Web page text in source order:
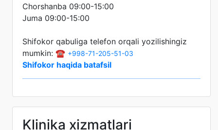
Chorshanba 09:00-15:00
Juma 09:00-15:00
Shifokor qabuliga telefon orqali yozilishingiz
mumkin: ☎️ +998-71-205-51-03
Shifokor haqida batafsil
Klinika xizmatlari